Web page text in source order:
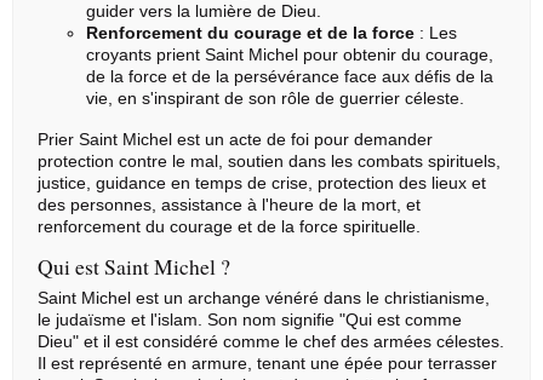
guider vers la lumière de Dieu.
Renforcement du courage et de la force : Les
croyants prient Saint Michel pour obtenir du courage,
de la force et de la persévérance face aux défis de la
vie, en s'inspirant de son rôle de guerrier céleste.
Prier Saint Michel est un acte de foi pour demander
protection contre le mal, soutien dans les combats spirituels,
justice, guidance en temps de crise, protection des lieux et
des personnes, assistance à l'heure de la mort, et
renforcement du courage et de la force spirituelle.
Qui est Saint Michel ?
Saint Michel est un archange vénéré dans le christianisme,
le judaïsme et l'islam. Son nom signifie "Qui est comme
Dieu" et il est considéré comme le chef des armées célestes.
Il est représenté en armure, tenant une épée pour terrasser